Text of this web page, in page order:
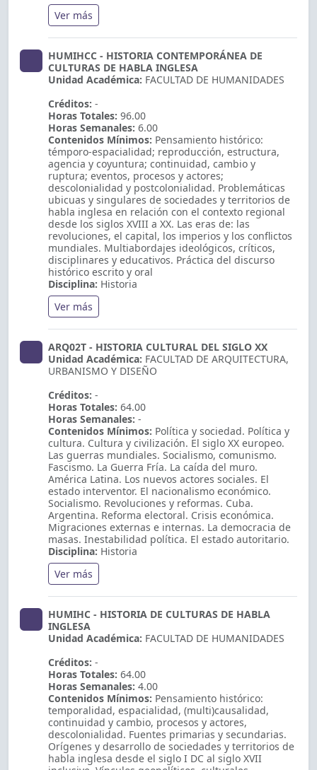
Ver más
HUMIHCC - HISTORIA CONTEMPORÁNEA DE
CULTURAS DE HABLA INGLESA
Unidad Académica: FACULTAD DE HUMANIDADES
Créditos: -
Horas Totales: 96.00
Horas Semanales: 6.00
Contenidos Mínimos: Pensamiento histórico:
témporo-espacialidad; reproducción, estructura,
agencia y coyuntura; continuidad, cambio y
ruptura; eventos, procesos y actores;
descolonialidad y postcolonialidad. Problemáticas
ubicuas y singulares de sociedades y territorios de
habla inglesa en relación con el contexto regional
desde los siglos XVIII a XX. Las eras de: las
revoluciones, el capital, los imperios y los conflictos
mundiales. Multiabordajes ideológicos, críticos,
disciplinares y educativos. Práctica del discurso
histórico escrito y oral
Disciplina: Historia
Ver más
ARQ02T - HISTORIA CULTURAL DEL SIGLO XX
Unidad Académica: FACULTAD DE ARQUITECTURA,
URBANISMO Y DISEÑO
Créditos: -
Horas Totales: 64.00
Horas Semanales: -
Contenidos Mínimos: Política y sociedad. Política y
cultura. Cultura y civilización. El siglo XX europeo.
Las guerras mundiales. Socialismo, comunismo.
Fascismo. La Guerra Fría. La caída del muro.
América Latina. Los nuevos actores sociales. El
estado interventor. El nacionalismo económico.
Socialismo. Revoluciones y reformas. Cuba.
Argentina. Reforma electoral. Crisis económica.
Migraciones externas e internas. La democracia de
masas. Inestabilidad política. El estado autoritario.
Disciplina: Historia
Ver más
HUMIHC - HISTORIA DE CULTURAS DE HABLA
INGLESA
Unidad Académica: FACULTAD DE HUMANIDADES
Créditos: -
Horas Totales: 64.00
Horas Semanales: 4.00
Contenidos Mínimos: Pensamiento histórico:
temporalidad, espacialidad, (multi)causalidad,
continuidad y cambio, procesos y actores,
descolonialidad. Fuentes primarias y secundarias.
Orígenes y desarrollo de sociedades y territorios de
habla inglesa desde el siglo I DC al siglo XVII